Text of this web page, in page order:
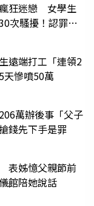
狂迷戀 女學生
次騷擾！認罪免
遠端打工「連領2
慘噴50萬
萬辦後事「父子
錢先下手是罪
表姊憶父親節前
館陪她說話